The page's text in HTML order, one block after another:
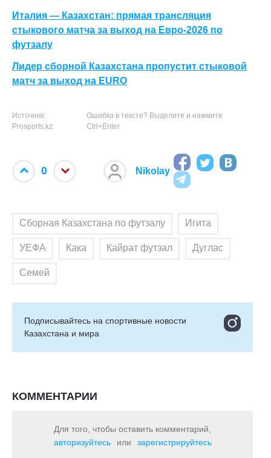
Италия — Казахстан: прямая трансляция
стыкового матча за выход на Евро-2026 по
футзалу
Лидер сборной Казахстана пропустит стыковой
матч за выход на EURO
Источник:
Prosports.kz
Ошибка в тексте? Выделите и нажмите
Ctrl+Enter
0 Nikolay
Сборная Казахстана по футзалу Игита
УЕФА Кака Кайрат футзал Дуглас
Семей
Подписывайтесь на cпортивные новости
Казахстана и мира
КОММЕНТАРИИ
Для того, чтобы оставить комментарий,
авторизуйтесь
или зарегистрируйтесь